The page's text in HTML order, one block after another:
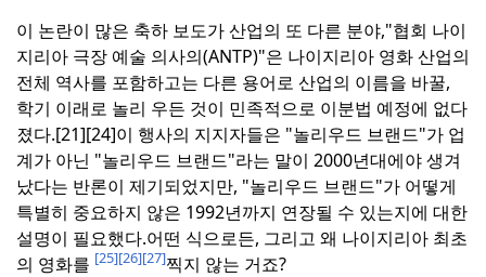
이 논란이 많은 축하 보도가 산업의 또 다른 분야,"협회 나이
지리아 극장 예술 의사의(ANTP)"은 나이지리아 영화 산업의
전체 역사를 포함하고는 다른 용어로 산업의 이름을 바꿀,
학기 이래로 놀리 우든 것이 민족적으로 이분법 예정에 없다
졌다.[21][24]이 행사의 지지자들은 "놀리우드 브랜드"가 업
계가 아닌 "놀리우드 브랜드"라는 말이 2000년대에야 생겨
났다는 반론이 제기되었지만, "놀리우드 브랜드"가 어떻게
특별히 중요하지 않은 1992년까지 연장될 수 있는지에 대한
설명이 필요했다.어떤 식으로든, 그리고 왜 나이지리아 최초
의 영화를 [25][26][27]찍지 않는 거죠?